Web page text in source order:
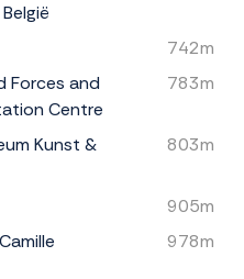
742m
Forces and
Centre
783m
Kunst &
803m
905m
978m